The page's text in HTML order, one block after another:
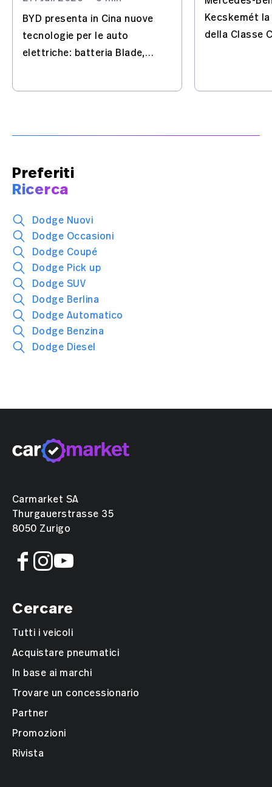
BYD presenta in Cina nuove
tecnologie per le auto
elettriche: batteria Blade,
Kecskemét
della Classe
Preferiti
Ricerca
Dodge Nuovi
Dodge Occasioni
Dodge Coupé
Dodge Pick up
Dodge SUV
Dodge Berlina
Dodge Automatico
Dodge Benzina
Dodge Diesel
Carmarket SA
Thurgauerstrasse 35
8050 Zurigo
Cercare
Tutti i veicoli
Acquistare pneumatici
In base ai marchi
Trovare un concessionario
Partner
Promozioni
Rivista